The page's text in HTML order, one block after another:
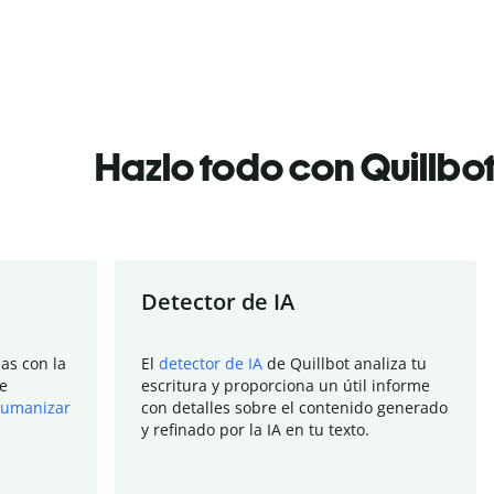
Hazlo todo con
con la
Detector de IA
El detector de IA de Quillbot analiza tu
escritura y proporciona un útil informe
con detalles sobre el contenido generado
y refinado por la IA en tu texto.